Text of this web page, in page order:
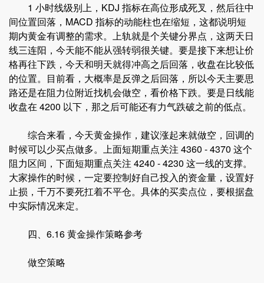
1 小时线级别上，KDJ 指标在高位形成死叉，然后往中
间位置回落，MACD 指标的动能柱也在缩短，这都说明短
期内黄金有调整的需求。上轨就是个关键分界点，这两天日
线三连阳，今天能不能从强转弱很关键。要是接下来想让价
格再往下跌，今天和明天就得冲高之后回落，收盘在比较低
的位置。目前看，大概率是反弹之后回落，所以今天主要思
路还是在阻力位附近找机会做空，看价格下跌。要是日线能
收盘在 4200 以下，那之后可能还有力气跌破之前的低点。
综合来看，今天黄金操作，建议涨起来就做空，回调的
时候可以少买点做多。上面短期重点关注 4360 - 4370 这个
阻力区间，下面短期重点关注 4240 - 4230 这一线的支撑。
大家操作的时候，一定要控制好自己投入的资金量，设置好
止损，千万不要死扛着不平仓。具体的买卖点位，要根据盘
中实际情况来定。
四、6.16 黄金操作策略参考
做空策略